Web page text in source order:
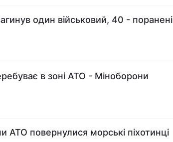
один військовий, 40 - поранені
в зоні АТО - Міноборони
АТО повернулися морські піхотинці